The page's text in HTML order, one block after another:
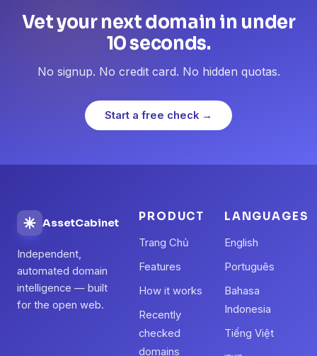
Vet your next domain in under
10 seconds.
No signup. No credit card. No hidden quotas.
Start a free check →
AssetCabinet
Independent,
automated domain
intelligence — built
for the open web.
PRODUCT
Trang Chủ
Features
How it works
Recently
checked
domains
LANGUAGES
English
Português
Bahasa
Indonesia
Tiếng Việt